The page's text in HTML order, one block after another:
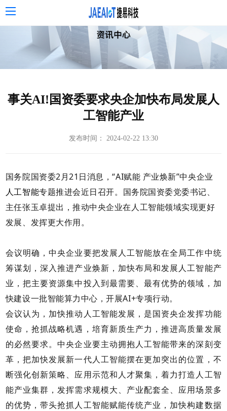
事关AI!国资委要求央企加快布局发展人
工智能产业
发布时间： 2024-02-22 13:30
国务院国资委2月21日消息，“AI赋能 产业焕新”中央企业
人工智能专题推进会近日召开。国务院国资委党委书记、
主任张玉卓提出，推动中央企业在人工智能领域实现更好
发展、发挥更大作用。
会议明确，中央企业要把发展人工智能放在全局工作中统
筹谋划，深入推进产业焕新，加快布局和发展人工智能产
业，把主要资源集中投入到最需要、最有优势的领域，加
快建设一批智能算力中心，开展AI+专项行动。
会议认为，加快推动人工智能发展，是国资央企发挥功能
使命，抢抓战略机遇，培育新质生产力，推进高质量发展
的必然要求。中央企业要主动拥抱人工智能带来的深刻变
革，把加快发展新一代人工智能摆在更加突出的位置，不
断强化创新策略、应用示范和人才聚集，着力打造人工智
能产业集群，发挥需求规模大、产业配套全、应用场景多
的优势，带头抢抓人工智能赋能传统产业，加快构建数据